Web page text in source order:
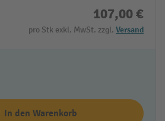
107,00 €
pro Stk exkl. MwSt. zzgl. Versand
In den Warenkorb